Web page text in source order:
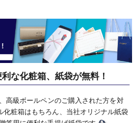
な化粧箱、紙袋が無料！
高級ボールペンのご購入された方を対
化粧箱はもちろん、当社オリジナル紙袋